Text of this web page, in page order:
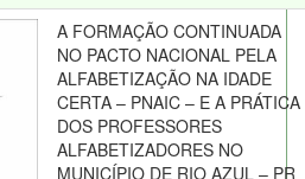
A FORMAÇÃO CONTINUADA
NO PACTO NACIONAL PELA
ALFABETIZAÇÃO NA IDADE
CERTA – PNAIC – E A PRÁTICA
DOS PROFESSORES
ALFABETIZADORES NO
MUNICÍPIO DE RIO AZUL – PR